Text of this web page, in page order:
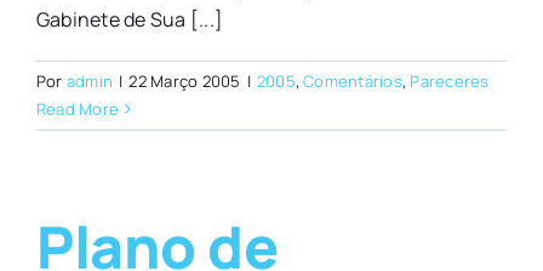
Gabinete de Sua [...]
Por admin | 22 Março 2005 | 2005,Comentários, Pareceres
Read More
Plano de